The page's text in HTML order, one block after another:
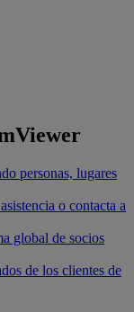
personas, lugares
o contacta a
global de socios
de los clientes de